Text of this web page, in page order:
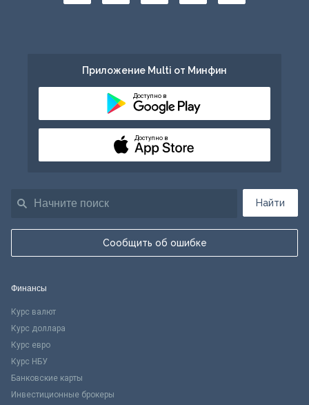
Найти
Сообщить об ошибке
Приложение Multi от Минфин
Доступно в
Доступно в
Финансы
Курс валют
Курс доллара
Курс евро
Курс НБУ
Банковские карты
Инвестиционные брокеры